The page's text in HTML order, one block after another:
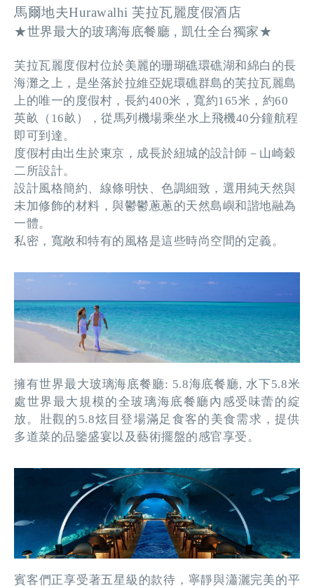
馬爾地夫Hurawalhi 芙拉瓦麗度假酒店
★世界最大的玻璃海底餐廳 , 凱仕全台獨家★
芙拉瓦麗度假村位於美麗的珊瑚礁環礁湖和綿白的長
海灘之上，是坐落於拉維亞妮環礁群島的芙拉瓦麗島
上的唯一的度假村，長約400米，寬約165米，約60
英畝（16畝），從馬列機場乘坐水上飛機40分鐘航程
即可到達。
度假村由出生於東京，成長於紐城的設計師－山崎穀
二所設計。
設計風格簡約、線條明快、色調細致，選用純天然與
未加修飾的材料，與鬱鬱蔥蔥的天然島嶼和諧地融為
一體。
私密，寬敞和特有的風格是這些時尚空間的定義。
擁有世界最大玻璃海底餐廳: 5.8海底餐廳, 水下5.8米
處世界最大規模的全玻璃海底餐廳內感受味蕾的綻
放。壯觀的5.8炫目登場滿足食客的美食需求，提供
多道菜的品鑒盛宴以及藝術擺盤的感官享受。
賓客們正享受著五星級的款待，寧靜與瀟灑完美的平